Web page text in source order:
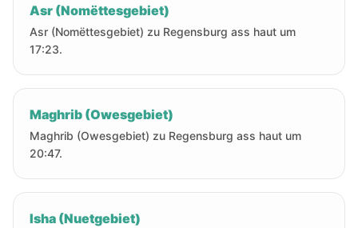
Asr (Nomëttesgebiet)
Asr (Nomëttesgebiet) zu Regensburg ass haut um
17:23.
Maghrib (Owesgebiet)
Maghrib (Owesgebiet) zu Regensburg ass haut um
20:47.
Isha (Nuetgebiet)